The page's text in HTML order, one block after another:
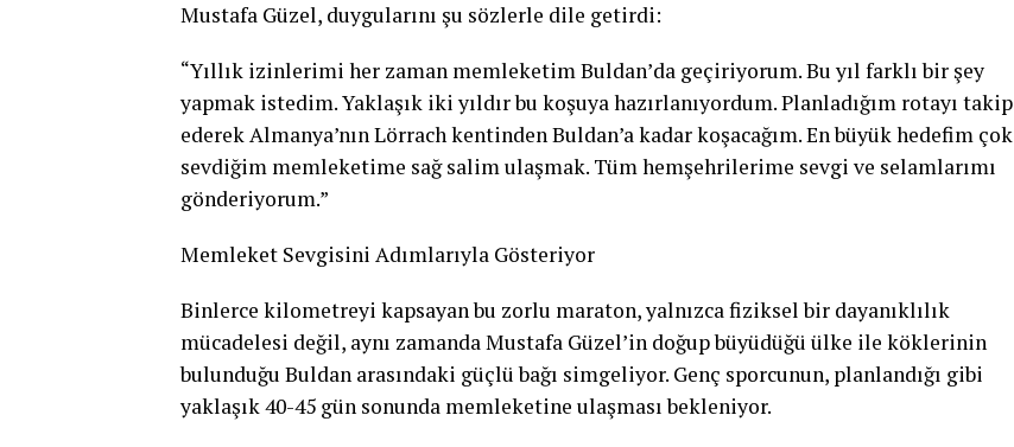
Mustafa Güzel, duygularını şu sözlerle dile getirdi:
“Yıllık izinlerimi her zaman memleketim Buldan’da geçiriyorum. Bu yıl farklı bir şey
yapmak istedim. Yaklaşık iki yıldır bu koşuya hazırlanıyordum. Planladığım rotayı takip
ederek Almanya’nın Lörrach kentinden Buldan’a kadar koşacağım. En büyük hedefim çok
sevdiğim memleketime sağ salim ulaşmak. Tüm hemşehrilerime sevgi ve selamlarımı
gönderiyorum.”
Memleket Sevgisini Adımlarıyla Gösteriyor
Binlerce kilometreyi kapsayan bu zorlu maraton, yalnızca fiziksel bir dayanıklılık
mücadelesi değil, aynı zamanda Mustafa Güzel’in doğup büyüdüğü ülke ile köklerinin
bulunduğu Buldan arasındaki güçlü bağı simgeliyor. Genç sporcunun, planlandığı gibi
yaklaşık 40-45 gün sonunda memleketine ulaşması bekleniyor.